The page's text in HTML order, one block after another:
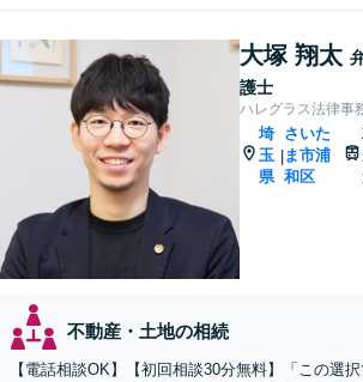
大塚 翔太
護士
ハレグラス法律事
埼
玉
県
|
さいた
ま市浦
和区
不動産・土地の相続
【電話相談OK】【初回相談30分無料】「この選